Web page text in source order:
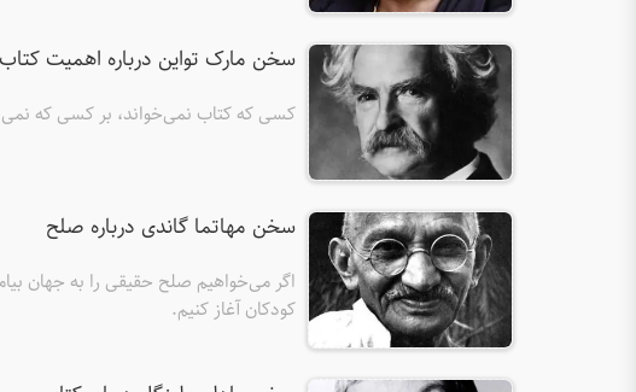
سخن مارک تواین درباره اهمیت
کسی که کتاب نمی‌خواند، بر کسی که
سخن مهاتما گاندی درباره صلح
اگر می‌خواهیم صلح حقیقی را به جهان
کودکان آغاز کنیم.